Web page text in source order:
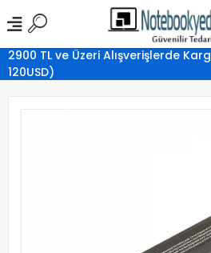
2900 TL ve Üzeri Alışverişlerde
120USD)